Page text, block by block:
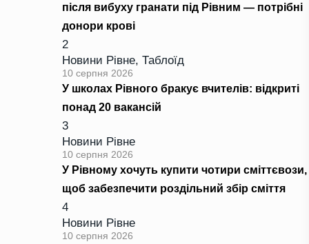
після вибуху гранати під Рівним — потрібні
донори крові
2
Новини Рівне, Таблоїд
10 серпня 2026
У школах Рівного бракує вчителів: відкриті
понад 20 вакансій
3
Новини Рівне
10 серпня 2026
У Рівному хочуть купити чотири сміттєвози,
щоб забезпечити роздільний збір сміття
4
Новини Рівне
10 серпня 2026